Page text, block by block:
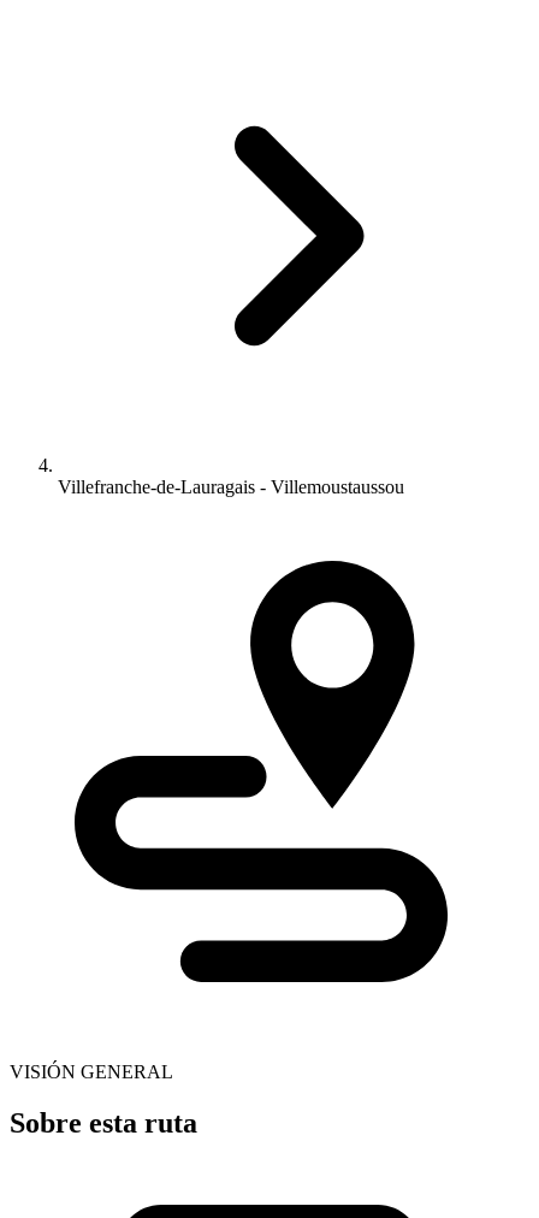
Villefranche-de-Lauragais - Villemoustaussou
VISIÓN GENERAL
Sobre esta ruta